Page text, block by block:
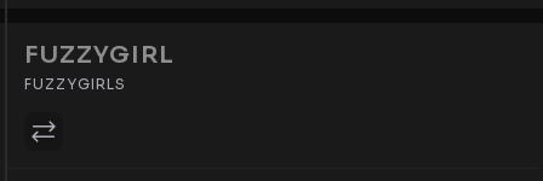
FUZZYGIRL
FUZZYGIRLS